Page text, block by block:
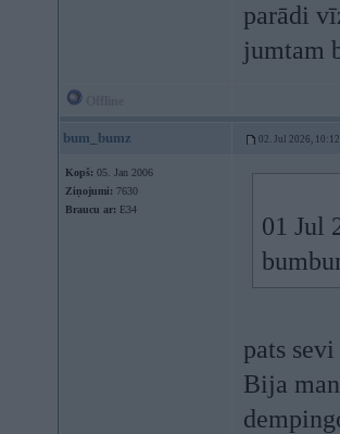
parādi
jumtam
bum_bumz 02. Jul 2026, 10:12
Kopš: 05. Jan 2006
Ziņojumi: 7630
Braucu ar: E34
01 Jul
pats
Bija